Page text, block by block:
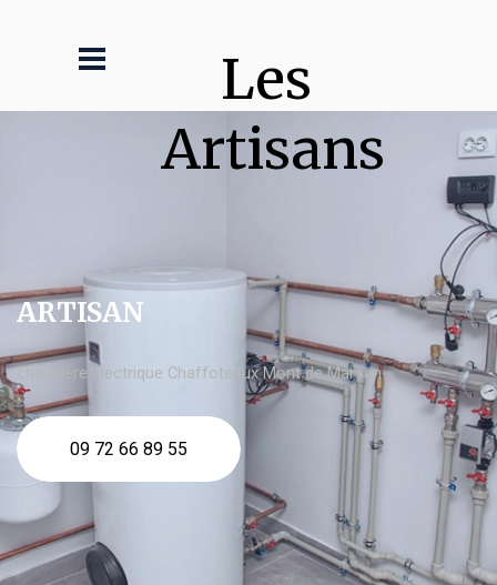
Les
Artisans
ARTISAN
chaudière électrique Chaffoteaux Mont de Marsan
09 72 66 89 55